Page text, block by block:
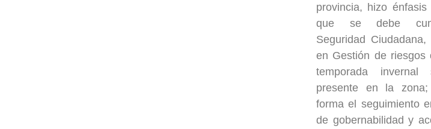
provincia, hizo
que se debe
Seguridad
en Gestión de riesgos
temporada
presente en la
forma el seguimiento
de gobernabilidad y